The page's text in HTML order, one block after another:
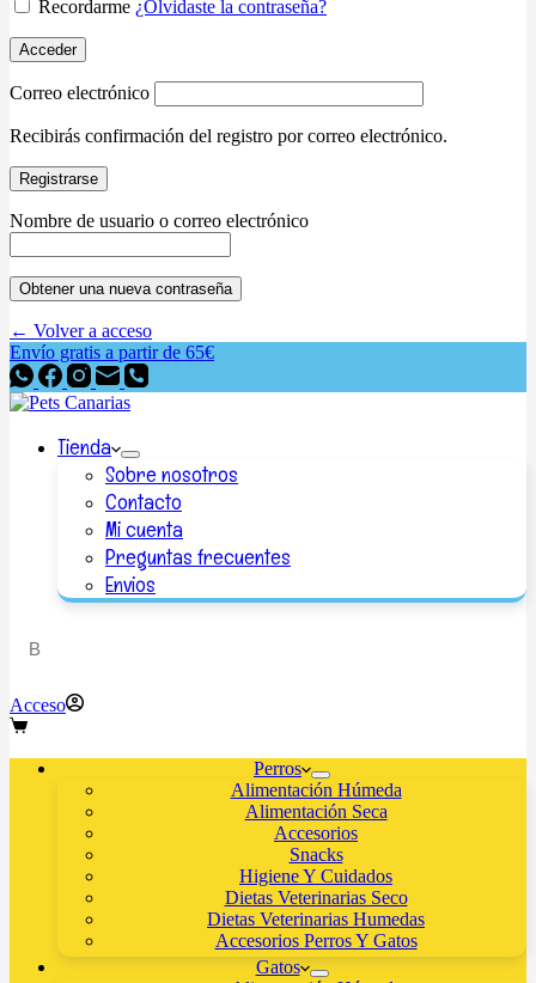
Recordarme ¿Olvidaste la contraseña?
Acceder
Correo electrónico
Recibirás confirmación del registro por correo electrónico.
Registrarse
Nombre de usuario o correo electrónico
Obtener una nueva contraseña
← Volver a acceso
Envío gratis a partir de 65€
Tienda
Sobre nosotros
Contacto
Mi cuenta
Preguntas frecuentes
Envios
Acceso
Perros
Alimentación Húmeda
Alimentación Seca
Accesorios
Snacks
Higiene Y Cuidados
Dietas Veterinarias Seco
Dietas Veterinarias Humedas
Accesorios Perros Y Gatos
Gatos